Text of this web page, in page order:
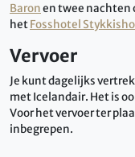
Baronen twee nachten
hetFosshotel
Vervoer
Je kunt dagelijks
met Icelandair. Het is
Voor het vervoer ter
inbegrepen.